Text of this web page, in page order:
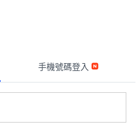
手機號碼登入